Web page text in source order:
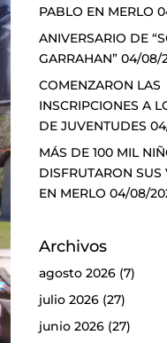
PABLO EN MERLO
ANIVERSARIO DE
GARRAHAN” 04/08/
COMENZARON LAS
INSCRIPCIONES A
DE JUVENTUDES
MÁS DE 100 MIL
DISFRUTARON SUS
EN MERLO 04/08/
Archivos
agosto 2026(7)
julio 2026(27)
junio 2026(27)